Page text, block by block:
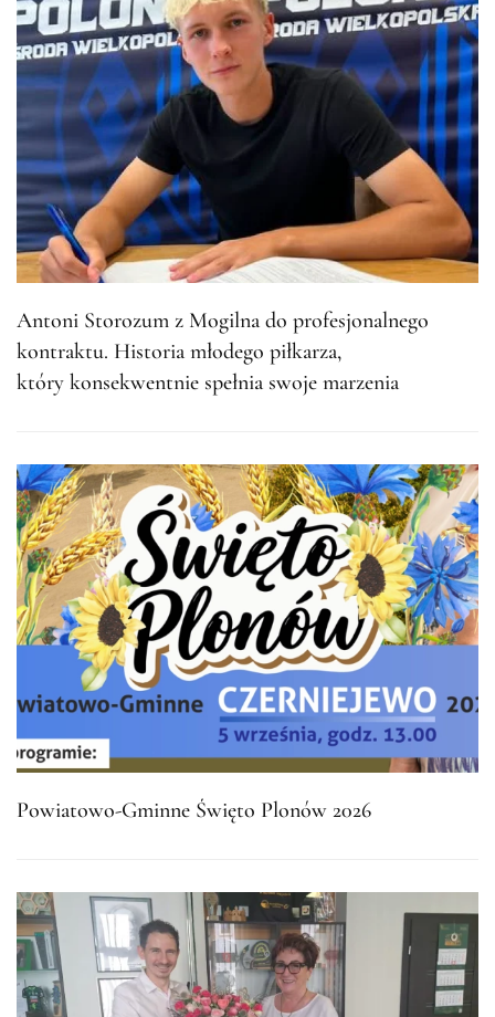
Antoni Storozum z Mogilna do profesjonalnego
kontraktu. Historia młodego piłkarza,
który konsekwentnie spełnia swoje marzenia
Powiatowo-Gminne Święto Plonów 2026